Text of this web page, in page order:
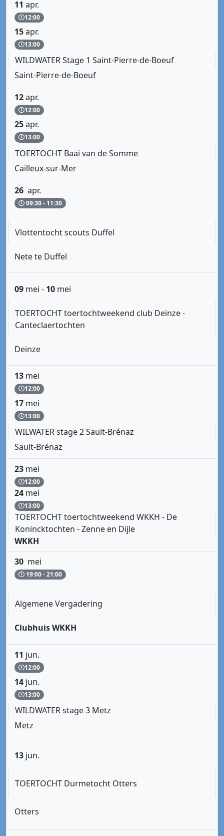
11 apr.
12:00
15apr.
13:00
WILDWATER Stage 1 Saint-Pierre-de-Boeuf
Saint-Pierre-de-Boeuf
12apr.
12:00
25apr.
13:00
TOERTOCHT Baai van de Somme
Cailleux-sur-Mer
26 apr.
09:30 - 11:30
Vlottentocht scouts Duffel
Nete te Duffel
09 mei - 10 mei
TOERTOCHT toertochtweekend club Deinze -
Canteclaertochten
Deinze
13 mei
12:00
17 mei
13:00
WILWATER stage 2 Sault-Brénaz
Sault-Brénaz
23 mei
12:00
24 mei
13:00
TOERTOCHT toertochtweekend WKKH - De
Konincktochten - Zenne en Dijle
WKKH
30 mei
19:00 - 21:00
Algemene Vergadering
Clubhuis WKKH
11 jun.
12:00
14 jun.
13:00
WILDWATER stage 3 Metz
Metz
13 jun.
TOERTOCHT Durmetocht Otters
Otters